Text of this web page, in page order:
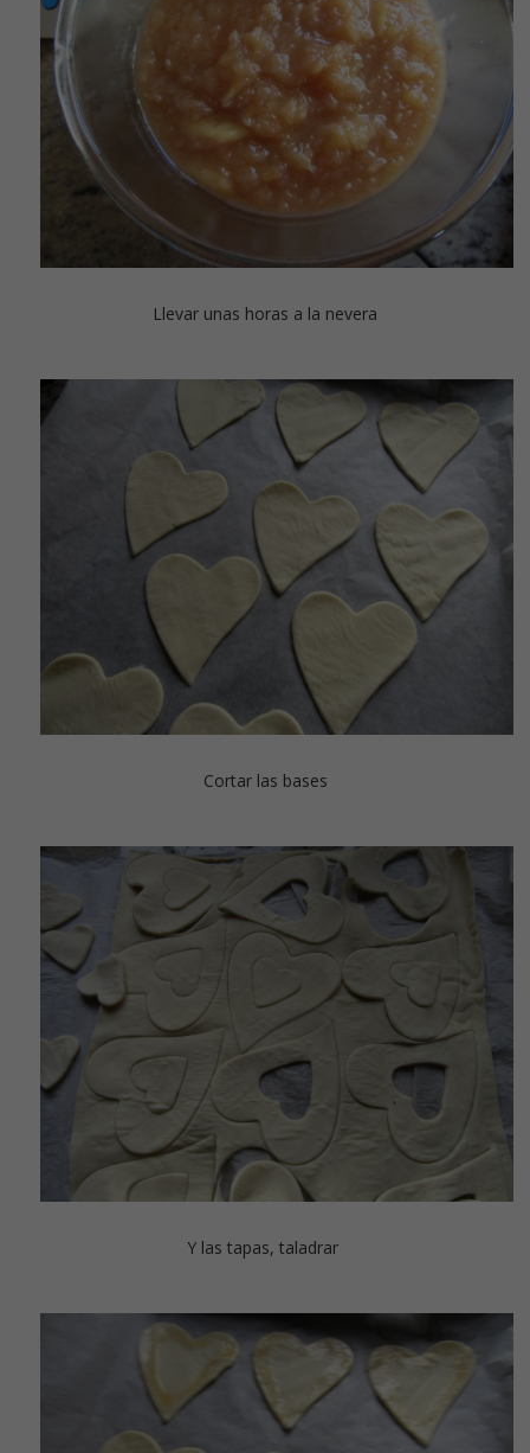
Llevar unas horas a la nevera
Cortar las bases
Y las tapas, taladrar